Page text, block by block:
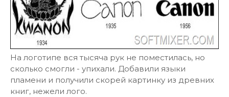
На логотипе вся тысяча рук не поместилась, но
сколько смогли - упихали. Добавили языки
пламени и получили скорей картинку из древних
книг, нежели лого.